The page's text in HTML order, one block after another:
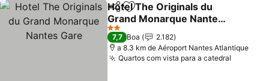
PartilharAdicionar aos favoritos
Hotel The Originals du
Grand Monarque Nantes
Gare
2 Estrelas
7,7 Boa
2.182
a 8.3 km de Aéroport Nantes Atlantique
Quartos com vista para a catedral